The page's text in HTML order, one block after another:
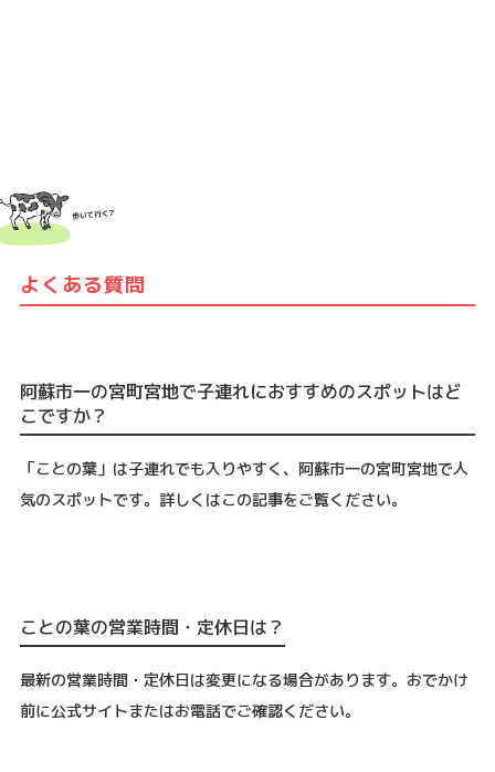
よくある質問
阿蘇市一の宮町宮地で子連れにおすすめのスポットはど
こですか？
「ことの葉」は子連れでも入りやすく、阿蘇市一の宮町宮地で人
気のスポットです。詳しくはこの記事をご覧ください。
ことの葉の営業時間・定休日は？
最新の営業時間・定休日は変更になる場合があります。おでかけ
前に公式サイトまたはお電話でご確認ください。